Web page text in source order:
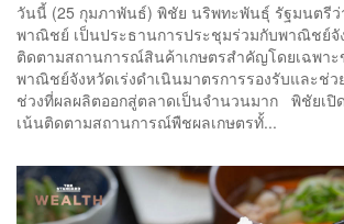
วันนี้ (25 กุมภาพันธ์) พิชัย นริพทะพันธุ์ รัฐมนตรีว่
พาณิชย์ เป็นประธานการประชุมร่วมกับพาณิชย์จั
ติดตามสถานการณ์สินค้าเกษตรสำคัญโดยเฉพาะ
พาณิชย์จังหวัดเร่งดำเนินมาตรการรองรับและช่ว
ช่วงที่ผลผลิตออกสู่ตลาดเป็นจำนวนมาก พิชัยเปิ
เน้นติดตามสถานการณ์พืชผลเกษตรทั้...